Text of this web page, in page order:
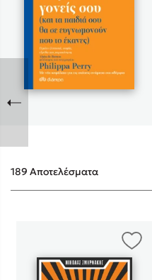
Playlist
Στέφανος
189 Αποτελέσματα